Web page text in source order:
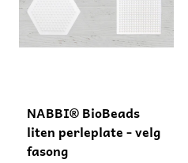
NABBI® BioBeads
liten perleplate - velg
fasong